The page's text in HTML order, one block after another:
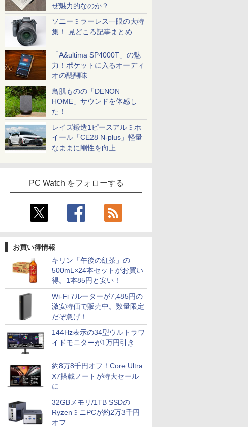
ぜ魅力的なのか？
ソニーミラーレス一眼の大特
集！ 見どころ記事まとめ
「A&ultima SP4000T」の魅
力！ポケットに入るオーディ
オの醍醐味
鳥肌ものの「DENON
HOME」サウンドを体感し
た！
レイズ鍛造1ピースアルミホ
イール「CE28 N-plus」軽量
なままに剛性を向上
PC Watch をフォローする
お買い得情報
キリン「午後の紅茶」の
500mL×24本セットがお買い
得。1本85円と安い！
Wi-Fi 7ルーターが7,485円の
激安特価で販売中。数量限定
だぞ急げ！
144Hz表示の34型ウルトラワ
イドモニターが1万円引き
約8万8千円オフ！Core Ultra
X7搭載ノートが特大セール
に
32GBメモリ/1TB SSDの
RyzenミニPCが約2万3千円
オフ